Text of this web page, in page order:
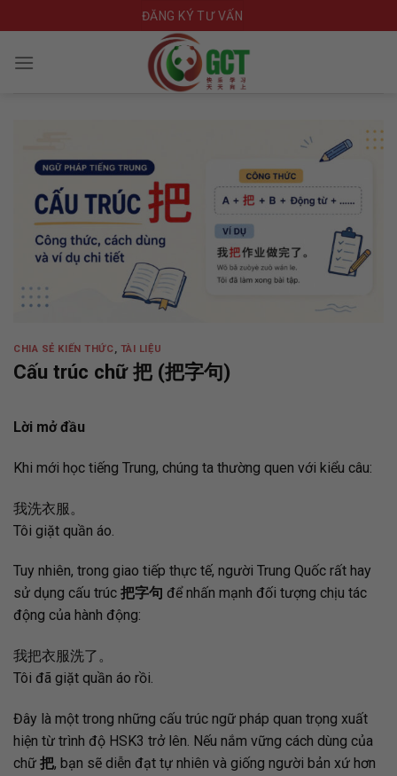
to
content
ĐĂNG KÝ TƯ VẤN
CHIA SẺ KIẾN THỨC, TÀI LIỆU
Cấu trúc chữ 把 (把字句)
Lời mở đầu
Khi mới học tiếng Trung, chúng ta thường quen với kiểu câu:
我洗衣服。
Tôi giặt quần áo.
Tuy nhiên, trong giao tiếp thực tế, người Trung Quốc rất hay
sử dụng cấu trúc 把字句 để nhấn mạnh đối tượng chịu tác
động của hành động:
我把衣服洗了。
Tôi đã giặt quần áo rồi.
Đây là một trong những cấu trúc ngữ pháp quan trọng xuất
hiện từ trình độ HSK3 trở lên. Nếu nắm vững cách dùng của
chữ 把, bạn sẽ diễn đạt tự nhiên và giống người bản xứ hơn